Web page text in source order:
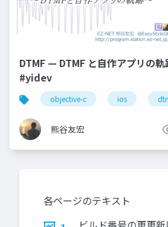
DTMF — DTMF と自作アプリの軌
#yidev
objective-c ios
熊谷友宏
各ページのテキスト